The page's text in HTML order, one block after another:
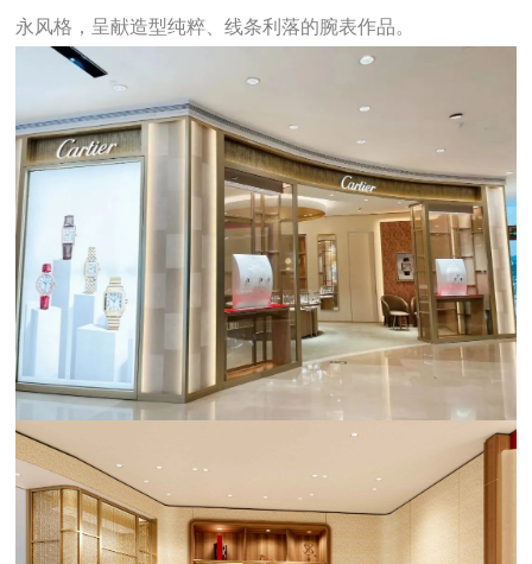
永风格，呈献造型纯粹、线条利落的腕表作品。